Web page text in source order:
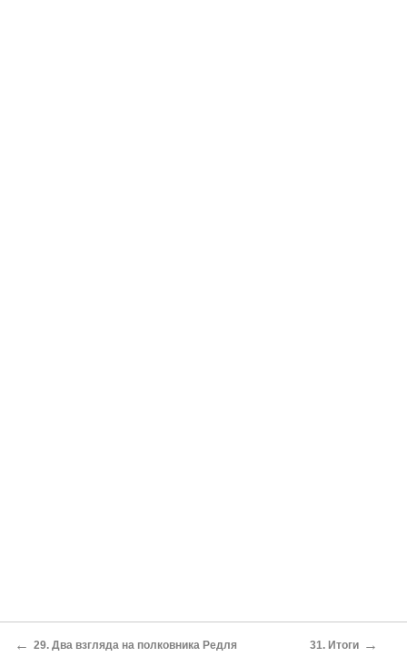
← 29. Два взгляда на полковника Редля 31. Итоги →